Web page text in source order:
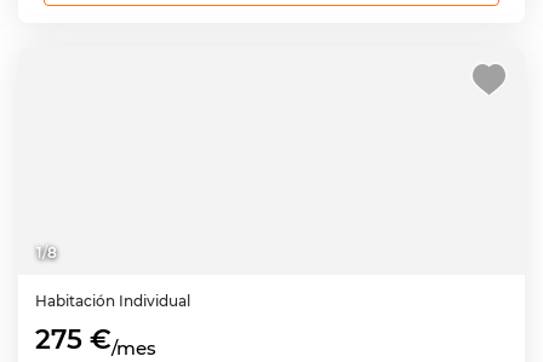
1/8
Habitación Individual
275 €/mes